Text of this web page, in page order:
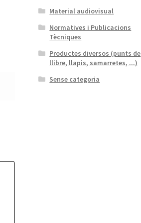
Material audiovisual
Normatives i Publicacions
Tècniques
Productes diversos (punts de
llibre, llapis, samarretes, ...)
Sense categoria